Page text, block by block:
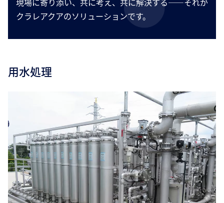
クラレアクアのソリューションです。
用水処理